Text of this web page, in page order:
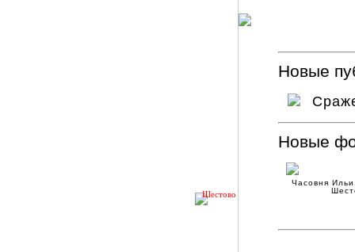
Шестово
Новые
Новые
Часовня